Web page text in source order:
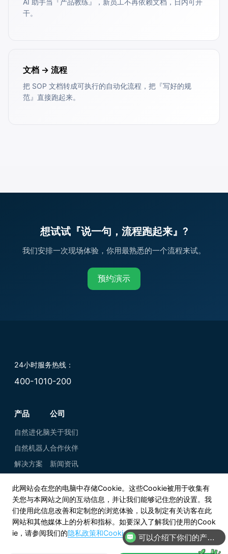
AI 助手当『产品教练』，新员工不再依赖文档，日内可开
干。
文档 → 流程
把 SOP 文档转成可执行的自动化流程，把『写好的规
范』直接跑起来。
想试试『说一句，流程跑起来』?
我们安排一次现场体验，你用最熟悉的一个流程来试。
预约演示
24小时服务热线：
400-1010-200
产品
自然进化脑
自然机器人
解决方案
公司
关于我们
合作伙伴
新闻资讯
微信公众号
知乎
此网站会在您的电脑中存储Cookie。这些Cookie被用于收集有
关您与本网站之间的互动信息，并让我们能够记住您的设置。我
们使用此信息改善和定制您的浏览体验，以及制定有关访客在此
网站和其他媒体上的分析和指标。如要深入了解我们使用的Cook
ie，请参阅我们的隐私政策和Cookie政策。
可以介绍下你们的产品么